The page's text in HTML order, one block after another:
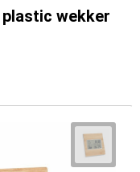
plastic wekker